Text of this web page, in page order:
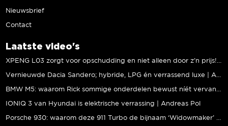
Nieuwsbrief
Contact
Laatste video's
IONIQ 3 van Hyundai is elektrische verrassing | Andreas Pol